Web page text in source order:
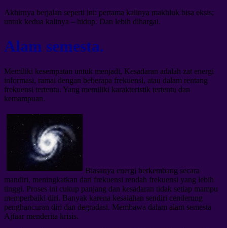
Akhirnya berjalan seperti ini: pertama kalinya makhluk bisa eksis;
untuk kedua kalinya – hidup. Dan lebih dihargai.
Alam semesta.
Memiliki kesempatan untuk menjadi, Kesadaran adalah zat energi
informasi, ramai dengan beberapa frekuensi, atau dalam rentang
frekuensi tertentu. Yang memiliki karakteristik tertentu dan
kemampuan.
Biasanya energi berkembang secara
mandiri, meningkatkan dari frekuensi rendah frekuensi yang lebih
tinggi. Proses ini cukup panjang dan kesadaran tidak setiap mampu
memperbaiki diri. Banyak karena kesalahan sendiri cenderung
penghancuran diri dan degradasi. Membawa dalam alam semesta
Ajfaar menderita krisis.